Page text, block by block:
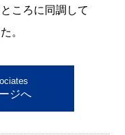
ころに同調して
。
ジへ